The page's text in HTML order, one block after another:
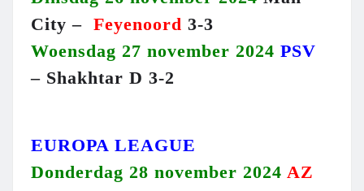
City – Feyenoord 3-3
Woensdag 27 november 2024 PSV
– Shakhtar D 3-2
EUROPA LEAGUE
Donderdag 28 november 2024 AZ